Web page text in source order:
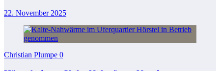
22. November 2025
Christian Plumpe 0